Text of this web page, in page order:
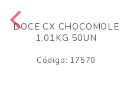
DOCE CX CHOCOMOLE
1,01KG 50UN
Código: 17570